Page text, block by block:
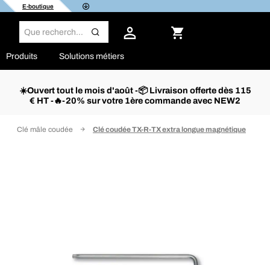
E-boutique
Produits Solutions métiers
☀️Ouvert tout le mois d'août -📦 Livraison offerte dès 115
€ HT -🔥-20% sur votre 1ère commande avec NEW2
Clé mâle coudée Clé coudée TX-R-TX extra longue magnétique